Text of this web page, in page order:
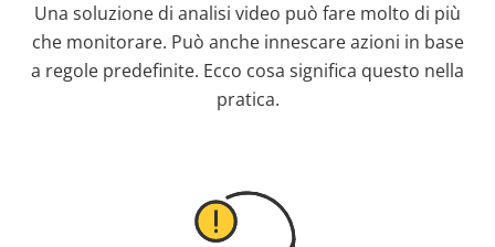
Una soluzione di analisi video può fare molto di più
che monitorare. Può anche innescare azioni in base
a regole predefinite. Ecco cosa significa questo nella
pratica.